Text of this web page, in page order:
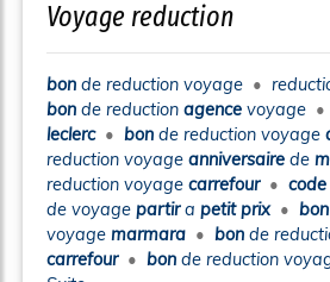
voyage reduction
bon de reduction voyage •
bon de reduction agence voyage •
leclerc • bon de reduction voyage
reduction voyage anniversaire de
reduction voyage carrefour • code
de voyage partira petit prix • bon
voyage marmara • bon de
carrefour • bon de reduction